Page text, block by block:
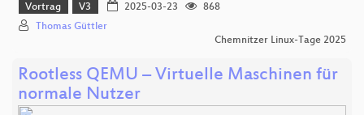
Vortrag V3 2025-03-23
868
Thomas Güttler
Chemnitzer Linux-Tage 2025
Rootless QEMU – Virtuelle Maschinen für
normale Nutzer